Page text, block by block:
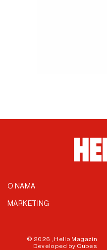
O NAMA
MARKETING
© 2026 , Hello Magazin
Developed by Cubes